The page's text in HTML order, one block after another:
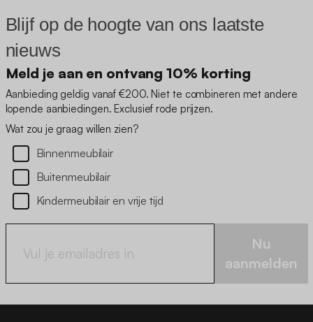
Blijf op de hoogte van ons laatste
nieuws
Meld je aan en ontvang 10% korting
Aanbieding geldig vanaf €200. Niet te combineren met andere
lopende aanbiedingen. Exclusief rode prijzen.
Wat zou je graag willen zien?
Binnenmeubilair
Buitenmeubilair
Kindermeubilair en vrije tijd
Nu
aanmelden